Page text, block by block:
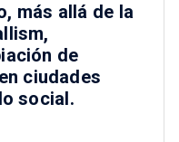
más allá de la
de
ciudades
social.